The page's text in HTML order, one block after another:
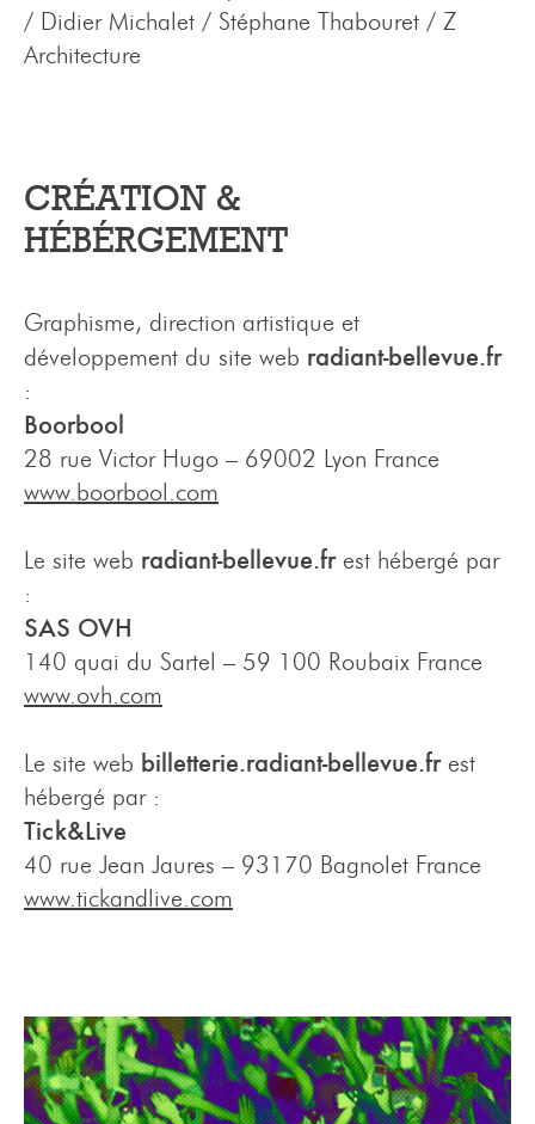
/ Didier Michalet / Stéphane Thabouret / Z
Architecture
CRÉATION &
HÉBÉRGEMENT
Graphisme, direction artistique et
développement du site web radiant-bellevue.fr
:
Boorbool
28 rue Victor Hugo – 69002 Lyon France
www.boorbool.com
Le site web radiant-bellevue.frest hébergé par
:
SAS OVH
140 quai du Sartel – 59 100 Roubaix France
www.ovh.com
Le site web billetterie.radiant-bellevue.frest
hébergé par :
Tick&Live
40 rue Jean Jaures – 93170 Bagnolet France
www.tickandlive.com